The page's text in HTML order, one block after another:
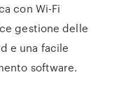
con Wi-Fi
gestione delle
e una facile
software.